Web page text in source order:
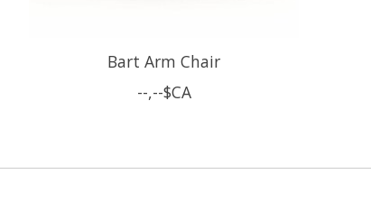
Bart Arm Chair
--,--$CA